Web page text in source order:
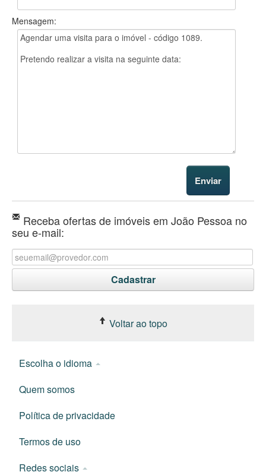
Mensagem:
Receba ofertas de imóveis em João Pessoa no
seu e-mail:
Voltar ao topo
Escolha o idioma
Quem somos
Política de privacidade
Termos de uso
Redes sociais